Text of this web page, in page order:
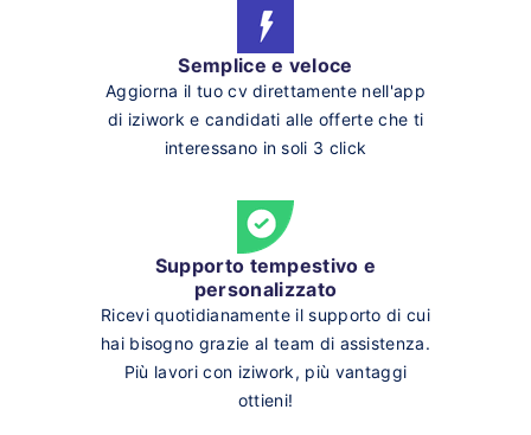
Semplice e veloce
Aggiorna il tuo cv direttamente nell'app
di iziwork e candidati alle offerte che ti
interessano in soli 3 click
Supporto tempestivo e
personalizzato
Ricevi quotidianamente il supporto di cui
hai bisogno grazie al team di assistenza.
Più lavori con iziwork, più vantaggi
ottieni!